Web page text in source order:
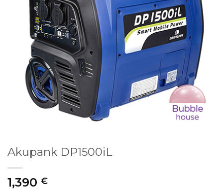
Akupank DP1500iL
1,390 €